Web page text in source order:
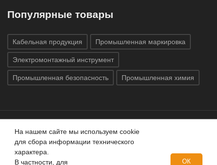
Популярные товары
Кабельная продукция Промышленная маркировка
Электромонтажный инструмент
Промышленная безопасность Промышленная химия
Все права защищены © 2020 ГК «Индатэк»
защищены.Использование материалов с сайта запрещено.
Данный сайт не является публичной офертой, определяемой
На нашем сайте мы используем cookie
для сбора информации технического
характера.
В частности, для
ОК